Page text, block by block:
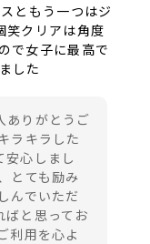
ともう一つはジ
笑クリアは角度
で女子に最高で
した
ありがとうご
ラキラした
安心しまし
とても励み
んでいただ
ばと思ってお
利用を心よ